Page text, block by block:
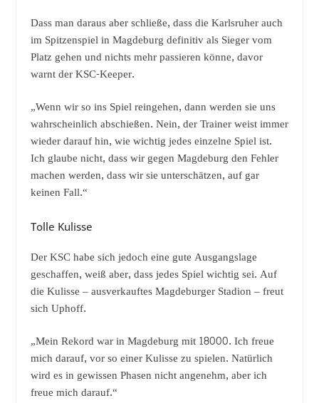
Dass man daraus aber schließe, dass die Karlsruher auch
im Spitzenspiel in Magdeburg definitiv als Sieger vom
Platz gehen und nichts mehr passieren könne, davor
warnt der KSC-Keeper.
„Wenn wir so ins Spiel reingehen, dann werden sie uns
wahrscheinlich abschießen. Nein, der Trainer weist immer
wieder darauf hin, wie wichtig jedes einzelne Spiel ist.
Ich glaube nicht, dass wir gegen Magdeburg den Fehler
machen werden, dass wir sie unterschätzen, auf gar
keinen Fall.“
Tolle Kulisse
Der KSC habe sich jedoch eine gute Ausgangslage
geschaffen, weiß aber, dass jedes Spiel wichtig sei. Auf
die Kulisse – ausverkauftes Magdeburger Stadion – freut
sich Uphoff.
„Mein Rekord war in Magdeburg mit 18000. Ich freue
mich darauf, vor so einer Kulisse zu spielen. Natürlich
wird es in gewissen Phasen nicht angenehm, aber ich
freue mich darauf.“